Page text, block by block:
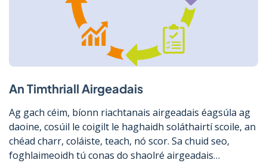
An Timthriall Airgeadais
Ag gach céim, bíonn riachtanais airgeadais éagsúla ag
daoine, cosúil le coigilt le haghaidh soláthairtí scoile, an
chéad charr, coláiste, teach, nó scor. Sa chuid seo,
foghlaimeoidh tú conas do shaolré airgeadais